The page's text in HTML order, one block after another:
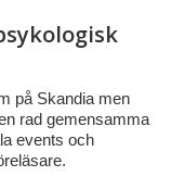
på Skandia men
rad gemensamma
events och